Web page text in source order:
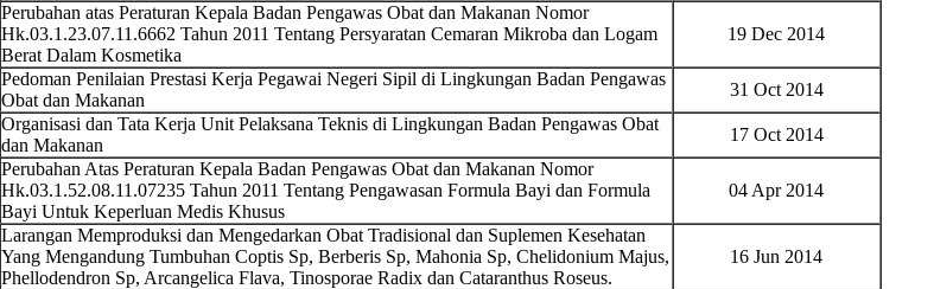
Perubahan atas Peraturan Kepala Badan Pengawas Obat dan Makanan Nomor
Hk.03.1.23.07.11.6662 Tahun 2011 Tentang Persyaratan Cemaran Mikroba dan Logam
Berat Dalam Kosmetika
19 Dec 2014
Pedoman Penilaian Prestasi Kerja Pegawai Negeri Sipil di Lingkungan Badan Pengawas
Obat dan Makanan
31 Oct 2014
Organisasi dan Tata Kerja Unit Pelaksana Teknis di Lingkungan Badan Pengawas Obat
dan Makanan
17 Oct 2014
Perubahan Atas Peraturan Kepala Badan Pengawas Obat dan Makanan Nomor
Hk.03.1.52.08.11.07235 Tahun 2011 Tentang Pengawasan Formula Bayi dan Formula
Bayi Untuk Keperluan Medis Khusus
04 Apr 2014
Larangan Memproduksi dan Mengedarkan Obat Tradisional dan Suplemen Kesehatan
Yang Mengandung Tumbuhan Coptis Sp, Berberis Sp, Mahonia Sp, Chelidonium Majus,
Phellodendron Sp, Arcangelica Flava, Tinosporae Radix dan Cataranthus Roseus.
16 Jun 2014